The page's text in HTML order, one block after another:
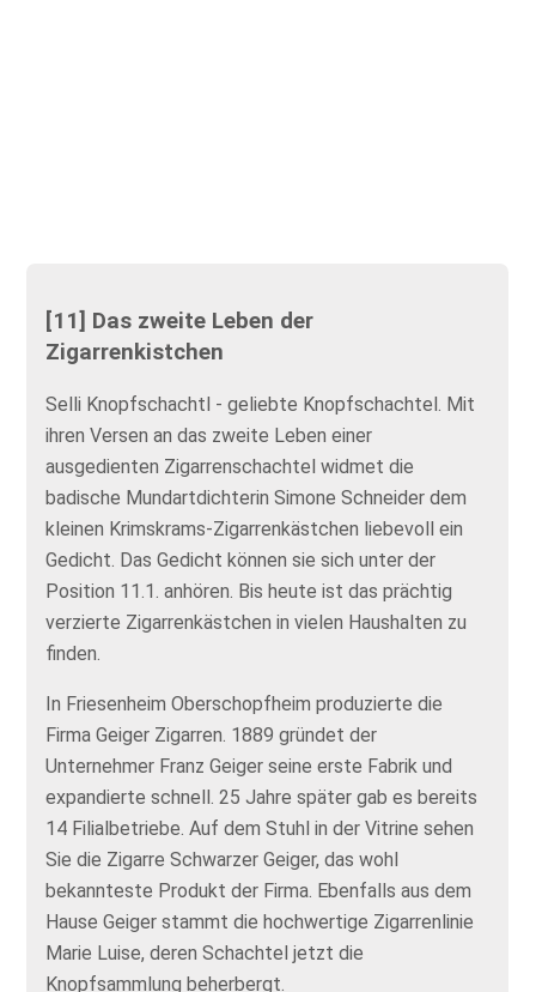
[11] Das zweite Leben der
Zigarrenkistchen
Selli Knopfschachtl - geliebte Knopfschachtel. Mit
ihren Versen an das zweite Leben einer
ausgedienten Zigarrenschachtel widmet die
badische Mundartdichterin Simone Schneider dem
kleinen Krimskrams-Zigarrenkästchen liebevoll ein
Gedicht. Das Gedicht können sie sich unter der
Position 11.1. anhören. Bis heute ist das prächtig
verzierte Zigarrenkästchen in vielen Haushalten zu
finden.
In Friesenheim Oberschopfheim produzierte die
Firma Geiger Zigarren. 1889 gründet der
Unternehmer Franz Geiger seine erste Fabrik und
expandierte schnell. 25 Jahre später gab es bereits
14 Filialbetriebe. Auf dem Stuhl in der Vitrine sehen
Sie die Zigarre Schwarzer Geiger, das wohl
bekannteste Produkt der Firma. Ebenfalls aus dem
Hause Geiger stammt die hochwertige Zigarrenlinie
Marie Luise, deren Schachtel jetzt die
Knopfsammlung beherbergt.